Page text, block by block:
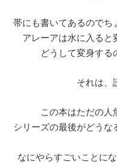
帯にも書いてあるのでち
アレーアは水に入ると
どうして変身す
それは、
この本はただの人
シリーズの最後がどう
なにやらすごいことに